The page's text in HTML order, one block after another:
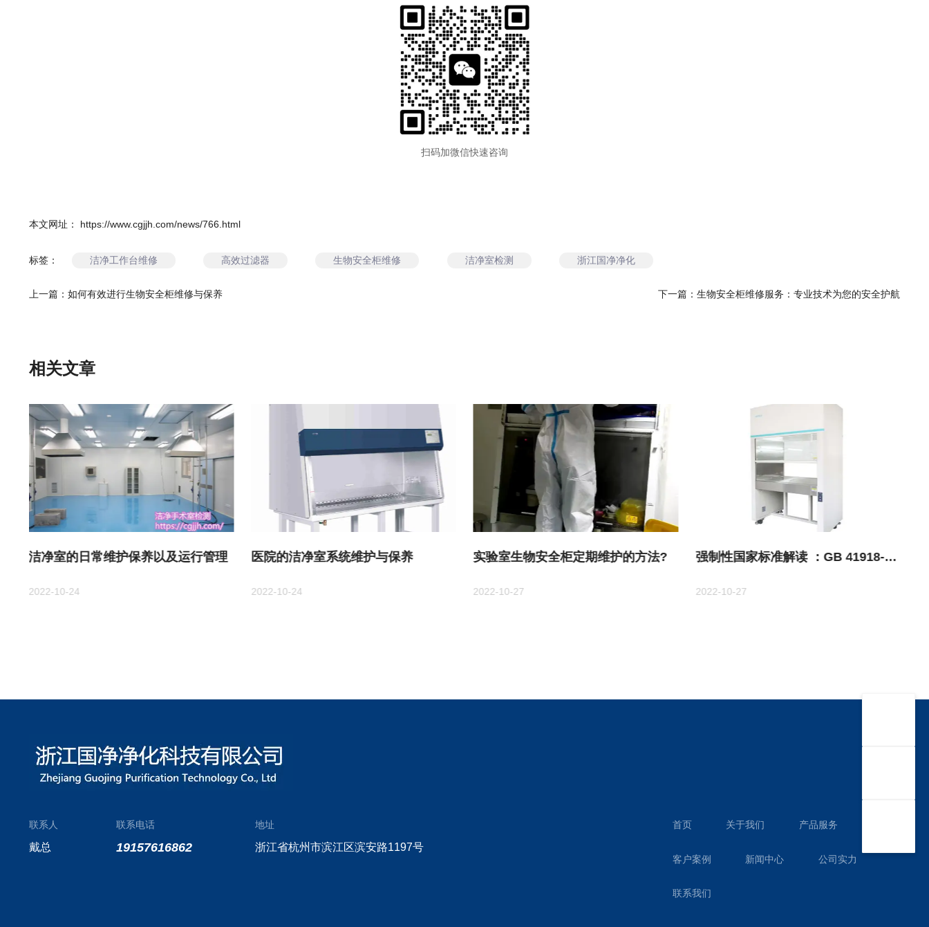
扫码加微信快速咨询
本文网址： https://www.cgjjh.com/news/766.html
标签： 洁净工作台维修 高效过滤器 生物安全柜维修 洁净室检测 浙江国净净化
上一篇： 如何有效进行生物安全柜维修与保养 下一篇：生物安全柜维修服务：专业技术为您的安全护航
相关文章
洁净室的日常维护保养以及运行管理
2022-10-24
医院的洁净室系统维护与保养
2022-10-24
实验室生物安全柜定期维护的方法?
2022-10-27
强制性国家标准解读 ：GB 41918-
2022-10-27
联系人
戴总
联系电话
19157616862
地址
浙江省杭州市滨江区滨安路1197号
首页 关于我们 产品服务
客户案例 新闻中心 公司实力
联系我们